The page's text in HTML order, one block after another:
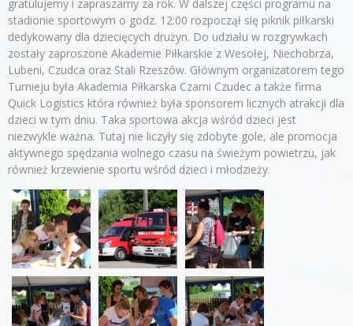
gratulujemy i zapraszamy za rok. W dalszej części programu na
stadionie sportowym o godz. 12:00 rozpoczął się piknik piłkarski
dedykowany dla dziecięcych drużyn. Do udziału w rozgrywkach
zostały zaproszone Akademie Piłkarskie z Wesołej, Niechobrza,
Lubeni, Czudca oraz Stali Rzeszów. Głównym organizatorem tego
Turnieju była Akademia Piłkarska Czarni Czudec a także firma
Quick Logistics która również była sponsorem licznych atrakcji dla
dzieci w tym dniu. Taka sportowa akcja wśród dzieci jest
niezwykle ważna. Tutaj nie liczyły się zdobyte gole, ale promocja
aktywnego spędzania wolnego czasu na świeżym powietrzu, jak
również krzewienie sportu wśród dzieci i młodzieży.